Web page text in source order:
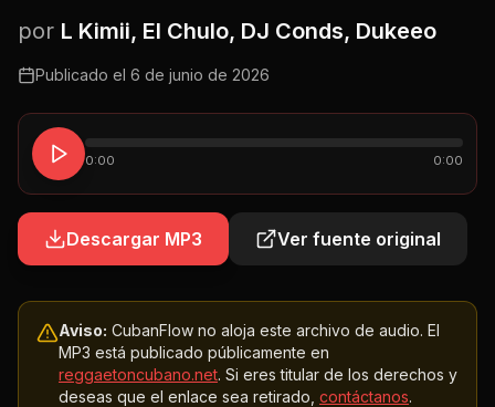
por L Kimii, El Chulo, DJ Conds, Dukeeo
Publicado el 6 de junio de 2026
0:00 0:00
Descargar MP3 Ver fuente original
Aviso: CubanFlow no aloja este archivo de audio. El
MP3 está publicado públicamente en
reggaetoncubano.net. Si eres titular de los derechos y
deseas que el enlace sea retirado, contáctanos.